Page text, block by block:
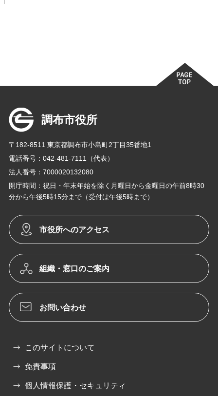
調布市役所
〒182-8511 東京都調布市小島町2丁目35番地1
電話番号：042-481-7111（代表）
法人番号：7000020132080
開庁時間：祝日・年末年始を除く月曜日から金曜日の午前8時30
分から午後5時15分まで（受付は午後5時まで）
市役所へのアクセス
組織・窓口のご案内
お問い合わせ
このサイトについて
免責事項
個人情報保護・セキュリティ